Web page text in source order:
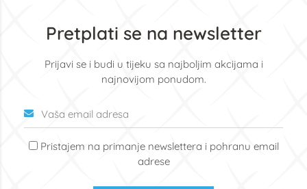
Pretplati se na newsletter
Prijavi se i budi u tijeku sa najboljim akcijama i
najnovijom ponudom.
Pristajem na primanje newslettera i pohranu email
adrese